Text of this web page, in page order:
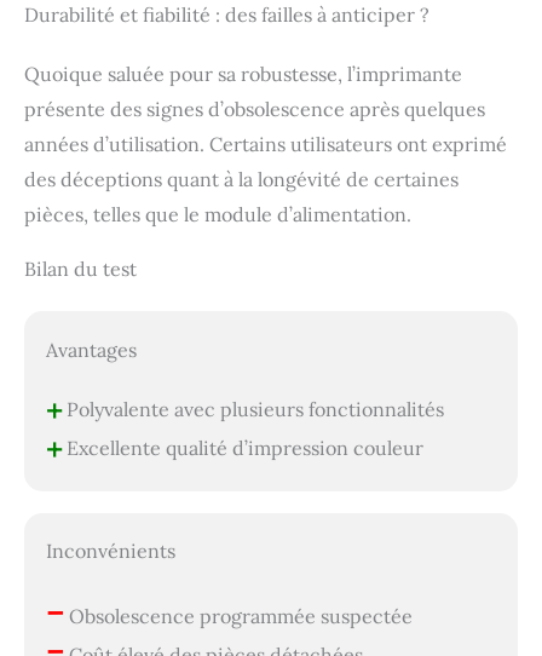
Durabilité et fiabilité : des failles à anticiper ?
Quoique saluée pour sa robustesse, l’imprimante
présente des signes d’obsolescence après quelques
années d’utilisation. Certains utilisateurs ont exprimé
des déceptions quant à la longévité de certaines
pièces, telles que le module d’alimentation.
Bilan du test
Avantages
+Polyvalente avec plusieurs fonctionnalités
+Excellente qualité d’impression couleur
Inconvénients
– Obsolescence programmée suspectée